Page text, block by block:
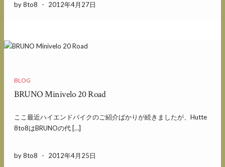
by 8to8 - 2012年4月27日
BLOG
BRUNO Minivelo 20 Road
ここ最近ハイエンドバイクのご紹介ばかりが続きましたが、Hutte
8to8はBRUNOの代 […]
by 8to8 - 2012年4月25日